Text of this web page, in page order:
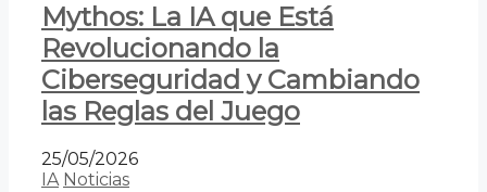
Mythos: La IA que Está
Revolucionando la
Ciberseguridad y Cambiando
las Reglas del Juego
25/05/2026
IA Noticias